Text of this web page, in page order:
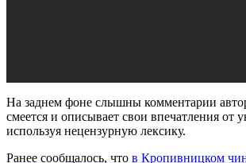
На заднем фоне слышны комментарии
смеется и описывает свои впечатления от
используя нецензурную лексику.
Ранее сообщалось, что в Кропивницком